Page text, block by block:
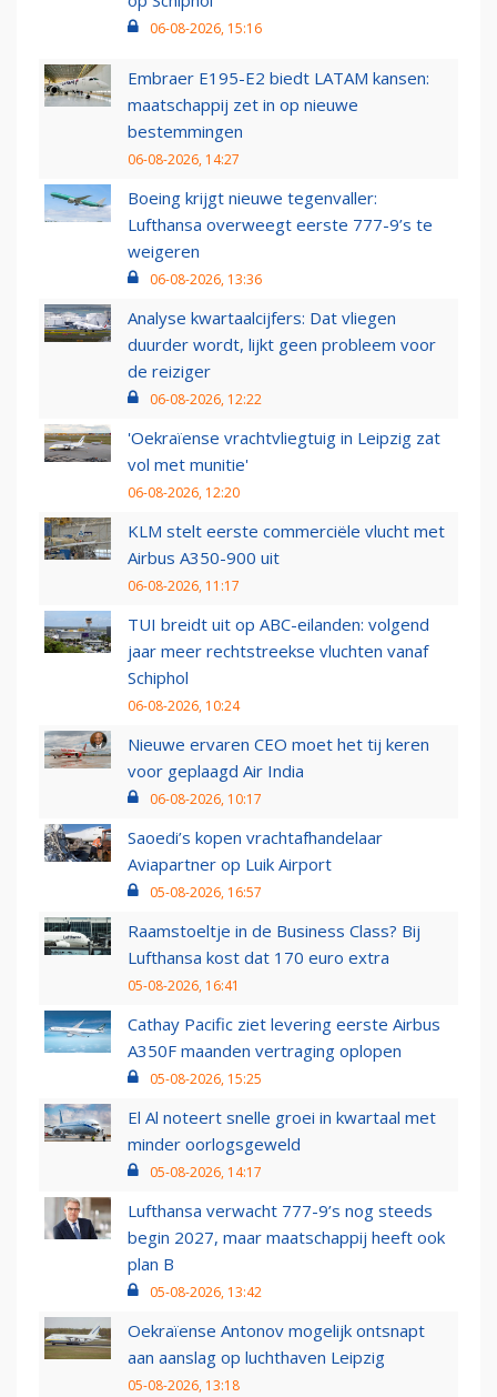
06-08-2026, 15:16
Embraer E195-E2 biedt LATAM kansen:
maatschappij zet in op nieuwe
bestemmingen
06-08-2026, 14:27
Boeing krijgt nieuwe tegenvaller:
Lufthansa overweegt eerste 777-9’s te
weigeren
06-08-2026, 13:36
Analyse kwartaalcijfers: Dat vliegen
duurder wordt, lijkt geen probleem voor
de reiziger
06-08-2026, 12:22
'Oekraïense vrachtvliegtuig in Leipzig zat
vol met munitie'
06-08-2026, 12:20
KLM stelt eerste commerciële vlucht met
Airbus A350-900 uit
06-08-2026, 11:17
TUI breidt uit op ABC-eilanden: volgend
jaar meer rechtstreekse vluchten vanaf
Schiphol
06-08-2026, 10:24
Nieuwe ervaren CEO moet het tij keren
voor geplaagd Air India
06-08-2026, 10:17
Saoedi’s kopen vrachtafhandelaar
Aviapartner op Luik Airport
05-08-2026, 16:57
Raamstoeltje in de Business Class? Bij
Lufthansa kost dat 170 euro extra
05-08-2026, 16:41
Cathay Pacific ziet levering eerste Airbus
A350F maanden vertraging oplopen
05-08-2026, 15:25
El Al noteert snelle groei in kwartaal met
minder oorlogsgeweld
05-08-2026, 14:17
Lufthansa verwacht 777-9’s nog steeds
begin 2027, maar maatschappij heeft ook
plan B
05-08-2026, 13:42
Oekraïense Antonov mogelijk ontsnapt
aan aanslag op luchthaven Leipzig
05-08-2026, 13:18